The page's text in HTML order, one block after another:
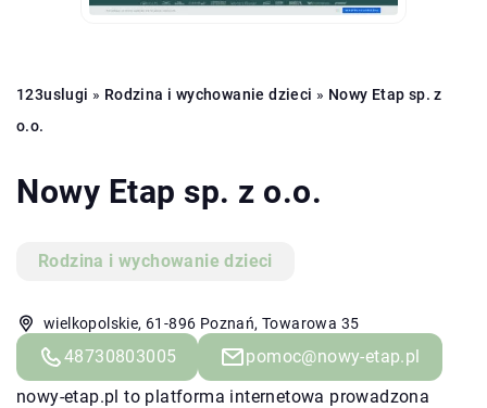
123uslugi » Rodzina i wychowanie dzieci » Nowy Etap sp. z
o.o.
Nowy Etap sp. z o.o.
Rodzina i wychowanie dzieci
wielkopolskie, 61-896 Poznań, Towarowa 35
48730803005
pomoc@nowy-etap.pl
nowy-etap.pl to platforma internetowa prowadzona